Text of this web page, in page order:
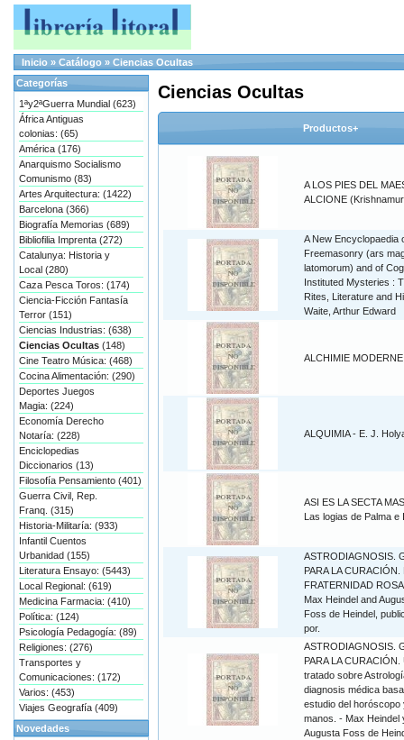
Inicio » Catálogo » Ciencias Ocultas
Ciencias Ocultas
Productos+
A LOS PIES DEL
ALCIONE
A New Encyclopaedia
Freemasonry (ars
latomorum) and of
Instituted Mysteries :
Rites, Literature and
Waite, Arthur Edward
ALCHIMIE MODERNE
ALQUIMIA - E. J.
ASI ES LA SECTA
Las logias de Palma e
ASTRODIAGNOSIS.
PARA LA CURACIÓN.
FRATERNIDAD
Max Heindel and
Foss de Heindel,
por.
ASTRODIAGNOSIS.
PARA LA CURACIÓN.
tratado sobre
diagnosis médica
estudio del horóscopo
manos. - Max Heindel
Augusta Foss de
Categorías
1ªy2ªGuerra Mundial (623)
África Antiguas
colonias: (65)
América (176)
Anarquismo Socialismo
Comunismo (83)
Artes Arquitectura: (1422)
Barcelona (366)
Biografía Memorias (689)
Bibliofilia Imprenta (272)
Catalunya: Historia y
Local (280)
Caza Pesca Toros: (174)
Ciencia-Ficción Fantasía
Terror (151)
Ciencias Industrias: (638)
Ciencias Ocultas (148)
Cine Teatro Música: (468)
Cocina Alimentación: (290)
Deportes Juegos
Magia: (224)
Economía Derecho
Notaría: (228)
Enciclopedias
Diccionarios (13)
Filosofía Pensamiento (401)
Guerra Civil, Rep.
Franq. (315)
Historia-Militaría: (933)
Infantil Cuentos
Urbanidad (155)
Literatura Ensayo: (5443)
Local Regional: (619)
Medicina Farmacia: (410)
Política: (124)
Psicología Pedagogía: (89)
Religiones: (276)
Transportes y
Comunicaciones: (172)
Varios: (453)
Viajes Geografía (409)
Novedades